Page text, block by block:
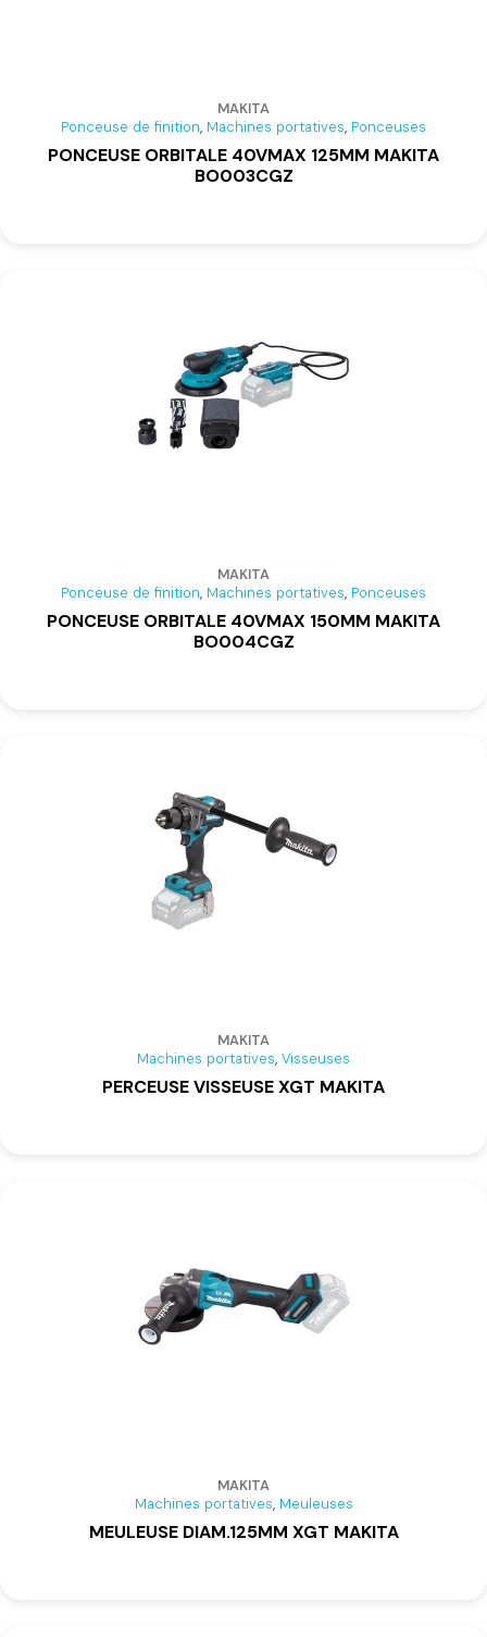
MAKITA
Ponceuse de finition, Machines portatives, Ponceuses
PONCEUSE ORBITALE 40VMAX 125MM MAKITA
BO003CGZ
MAKITA
Ponceuse de finition, Machines portatives, Ponceuses
PONCEUSE ORBITALE 40VMAX 150MM MAKITA
BO004CGZ
MAKITA
Machines portatives, Visseuses
PERCEUSE VISSEUSE XGT MAKITA
MAKITA
Machines portatives, Meuleuses
MEULEUSE DIAM.125MM XGT MAKITA